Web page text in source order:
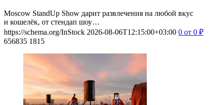
Moscow StandUp Show дарит развлечения на любой вкус
и кошелёк, от стендап шоу…
https://schema.org/InStock 2026-08-06T12:15:00+03:00 0 от 0 ₽
656835 1815